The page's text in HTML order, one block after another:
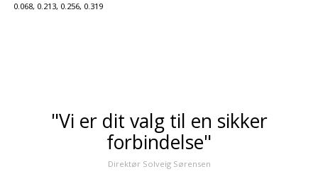
0.068, 0.213, 0.256, 0.319
"Vi er dit valg til en sikker
forbindelse"
Direktør Solveig Sørensen